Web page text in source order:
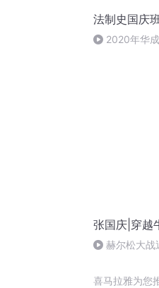
法制史国庆
2020年华
张国庆|穿越
赫尔松大战
喜马拉雅为您